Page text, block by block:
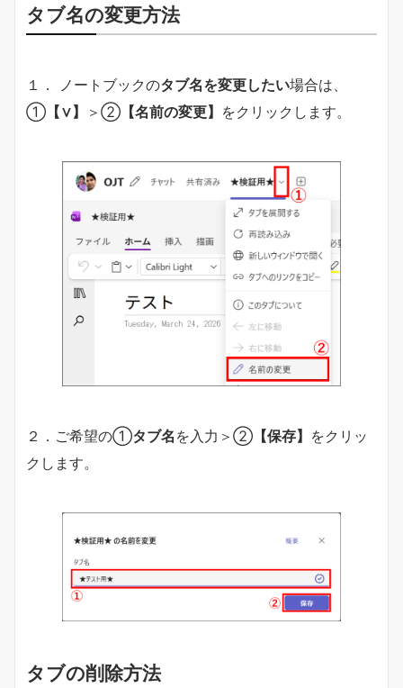
タブ名の変更方法
１． ノートブックのタブ名を変更したい場合は、
① 【∨】 ＞② 【名前の変更】 をクリックします。
２．ご希望の①タブ名 を入力＞② 【保存】 をクリッ
クします。
タブの削除方法